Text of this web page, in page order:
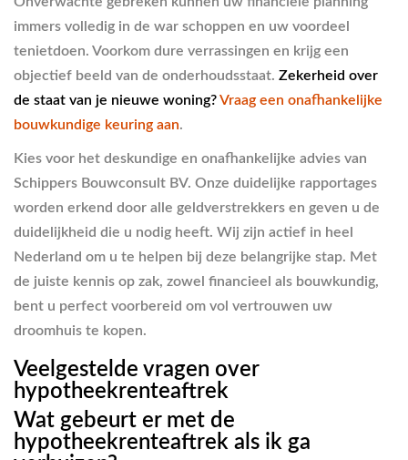
immers volledig in de war schoppen en uw voordeel
tenietdoen. Voorkom dure verrassingen en krijg een
objectief beeld van de onderhoudsstaat. Zekerheid over
de staat van je nieuwe woning?Vraag een onafhankelijke
bouwkundige keuring aan.
Kies voor het deskundige en onafhankelijke advies van
Schippers Bouwconsult BV. Onze duidelijke rapportages
worden erkend door alle geldverstrekkers en geven u de
duidelijkheid die u nodig heeft. Wij zijn actief in heel
Nederland om u te helpen bij deze belangrijke stap. Met
de juiste kennis op zak, zowel financieel als bouwkundig,
bent u perfect voorbereid om vol vertrouwen uw
droomhuis te kopen.
Veelgestelde vragen over
hypotheekrenteaftrek
Wat gebeurt er met de
hypotheekrenteaftrek als ik ga